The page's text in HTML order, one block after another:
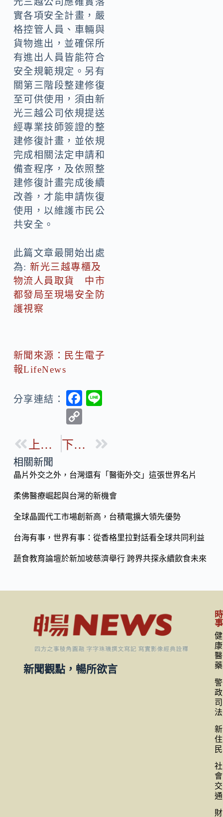
格控管人員、車輛與
貨物進出，並確保所
有進出人員皆能符合
安全規範規定。另有
關第三階段整建修復
至可供使用，須由新
光三越公司依規提送
經專業技師簽證的整
建修復計畫，並依規
完成相關法定申請和
備查程序，及依照整
建修復計畫完成後續
改善，才能申請恢復
使用，以維護市民公
共安全。
此篇文章最開始出處
物流人員取貨 中市
都發局至現場安全防
護視察
分享連結：
ac
e
o
k
C
o
n
k
下一篇
相關新聞
晶片外交之外，台灣還有「醫衛外交」這張世界名片
柔佛醫療崛起與台灣的新機會
全球晶圓代工市場創新高，台積電擴大領先優勢
台海有事，世界有事：從香格里拉對話看全球共同利益
蔬食教育論壇於新加坡慈濟舉行 跨界共探永續飲食未來
新聞觀點，暢所欲言
時
事
健
康
醫
藥
警
政
司
法
新
住
民
社
會
交
通
財